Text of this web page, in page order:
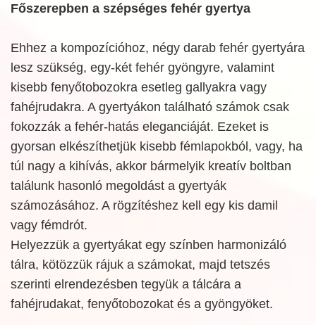
Főszerepben a szépséges fehér gyertya
Ehhez a kompozícióhoz, négy darab fehér gyertyára
lesz szükség, egy-két fehér gyöngyre, valamint
kisebb fenyőtobozokra esetleg gallyakra vagy
fahéjrudakra. A gyertyákon található számok csak
fokozzák a fehér-hatás eleganciáját. Ezeket is
gyorsan elkészíthetjük kisebb fémlapokból, vagy, ha
túl nagy a kihívás, akkor bármelyik kreatív boltban
találunk hasonló megoldást a gyertyák
számozásához. A rögzítéshez kell egy kis damil
vagy fémdrót.
Helyezzük a gyertyákat egy színben harmonizáló
tálra, kötözzük rájuk a számokat, majd tetszés
szerinti elrendezésben tegyük a tálcára a
fahéjrudakat, fenyőtobozokat és a gyöngyöket.